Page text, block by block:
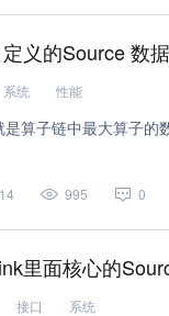
定义的Source 数
系统 性能
算子链中最大算子
995 0
里面核心的
接口 系统